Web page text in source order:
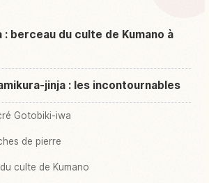
Sanctuaire Kami Kura Jinja
: berceau du culte de Kumano à
jinja : les incontournables
Gotobiki-iwa
de pierre
culte de Kumano